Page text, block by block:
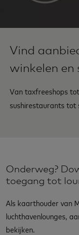
Vind
winkelen en
Van taxfreeshops
sushirestaurants tot
Onderweg?
toegang tot
Als kaarthouder van
luchthavenlounges,
bekijken.